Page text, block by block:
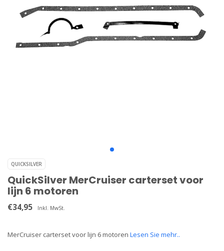
QUICKSILVER
QuickSilver MerCruiser carterset voor
lijn 6 motoren
€34,95 Inkl. MwSt.
MerCruiser carterset voor lijn 6 motoren Lesen Sie mehr..